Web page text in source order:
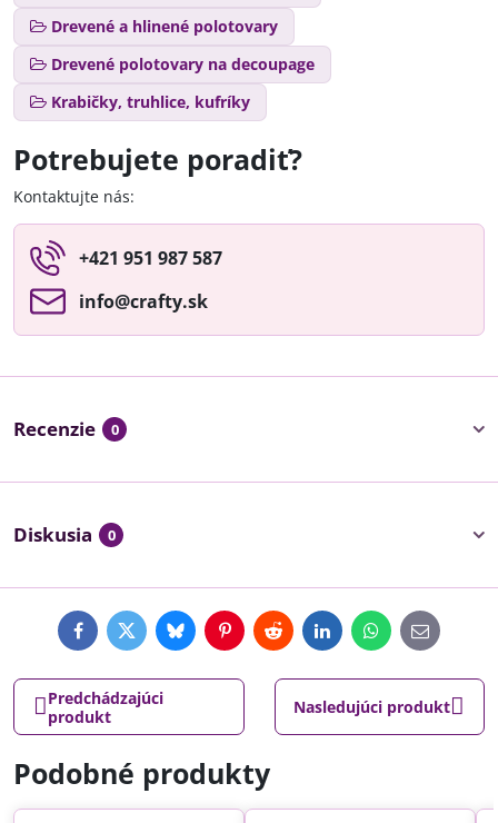
Drevené a hlinené polotovary
Drevené polotovary na decoupage
Krabičky, truhlice, kufríky
Potrebujete poradiť?
Kontaktujte nás:
+421 951 987 587
info​@crafty​.sk
Recenzie 0
Diskusia 0
FacebookTwitterBlueskyPinterestRedditLinkedInWhatsApp
E-
mail
Predchádzajúci
produkt
Nasledujúci produkt
Podobné produkty